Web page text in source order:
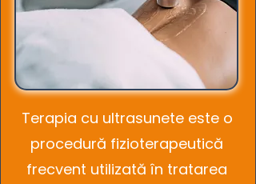
Terapia cu ultrasunete este o
procedură fizioterapeutică
frecvent utilizată în tratarea